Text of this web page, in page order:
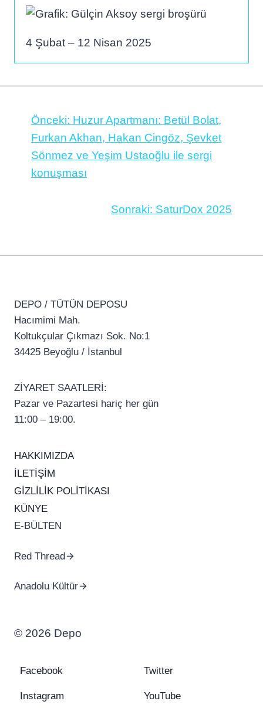
4 Şubat – 12 Nisan 2025
Önceki: Huzur Apartmanı: Betül Bolat,
Furkan Akhan, Hakan Cingöz, Şevket
Sönmez ve Yeşim Ustaoğlu ile sergi
konuşması
Sonraki: SaturDox 2025
DEPO / TÜTÜN DEPOSU
Hacımimi Mah.
Koltukçular Çıkmazı Sok. No:1
34425 Beyoğlu / İstanbul
ZİYARET SAATLERİ:
Pazar ve Pazartesi hariç her gün
11:00 – 19:00.
HAKKIMIZDA
İLETİŞİM
GİZLİLİK POLİTİKASI
KÜNYE
E-BÜLTEN
Red Thread
Anadolu Kültür
© 2026 Depo
Facebook Twitter
Instagram YouTube